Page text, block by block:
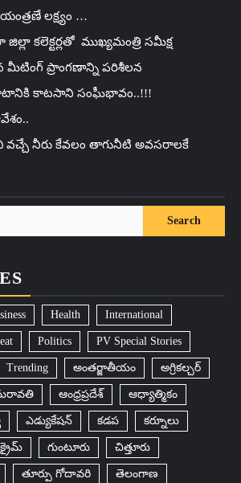
లక్ష్యం …
కలెక్టర్లతో ముఖ్యమంత్రి సమీక్ష
మీటింగ్ ప్రాంగణాన్ని పరిశీలన
కాటసాని సంఘీభావం..!!!
వచ్చే నీరు కేవలం తాగునీటి అవసరాలకే
Health International
Politics PV Special Stories
Trending అంతర్జాతీయం అగ్రికల్చర్
ఆంధ్రప్రదేశ్ ఆధ్యాత్మికం
ఎడ్యుకేషన్ కడప కర్నూలు
క్రైమ్ గుంటూరు చిత్తూరు
తూర్పు గోదావరి తెలంగాణ